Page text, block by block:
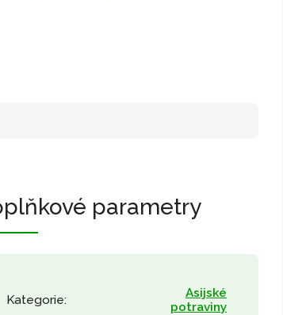
parametry
Kategorie:
Asijské
potraviny